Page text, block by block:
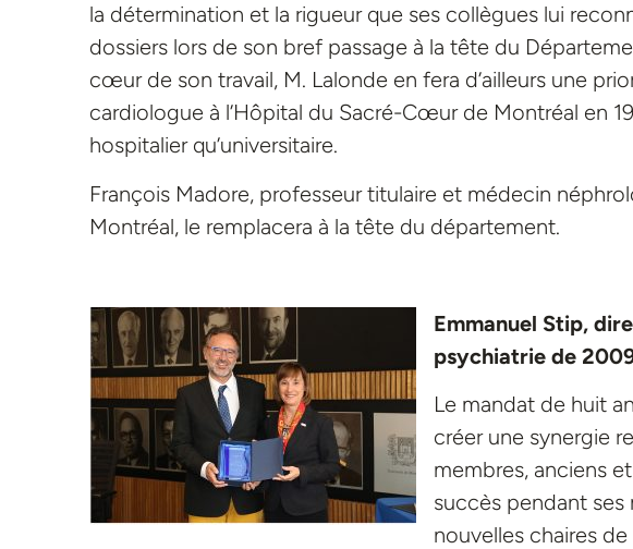
la détermination et la rigueur que ses collègues lui
dossiers lors de son bref passage à la tête du
cœur de son travail, M. Lalonde en fera d’ailleurs une
cardiologue à l’Hôpital du Sacré-Cœur de Montréal en
hospitalier qu’universitaire.
François Madore, professeur titulaire et médecin
Montréal, le remplacera à la tête du département.
Emmanuel Stip,
psychiatrie de
Le mandat de huit
créer une synergie
membres, anciens
succès pendant
nouvelles chaires de